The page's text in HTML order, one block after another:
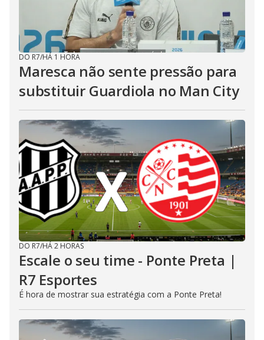
DO R7/HÁ 1 HORA
Maresca não sente pressão para
substituir Guardiola no Man City
DO R7/HÁ 2 HORAS
Escale o seu time - Ponte Preta |
R7 Esportes
É hora de mostrar sua estratégia com a Ponte Preta!